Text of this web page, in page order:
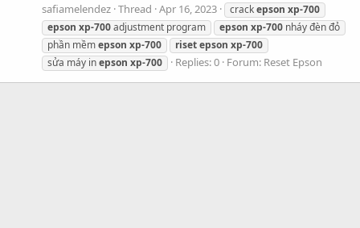
safiamelendez Thread Apr 16, 2023 crackepson xp-700
epson xp-700adjustment program epson xp-700 nháy đèn đỏ
phần mềmepson xp-700 risetepson xp-700
sửa máy inepson xp-700 Replies: 0 Forum: Reset Epson